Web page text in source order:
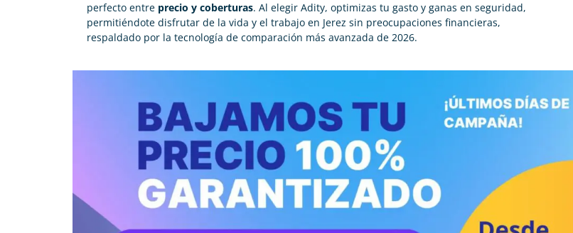
perfecto entre precio y coberturas. Al elegir Adity, optimizas tu gasto y ganas en seguridad,
permitiéndote disfrutar de la vida y el trabajo en Jerez sin preocupaciones financieras,
respaldado por la tecnología de comparación más avanzada de 2026.